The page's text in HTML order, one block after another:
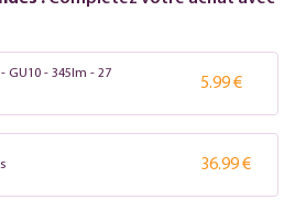
- GU10 - 345lm - 27
5.99 €
36.99 €